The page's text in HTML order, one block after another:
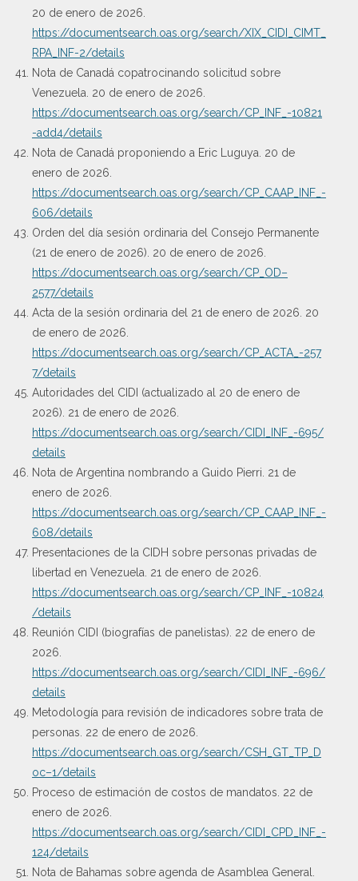
20 de enero de 2026.
https://documentsearch.oas.org/search/XIX_CIDI_CIMT_
RPA_INF-2/details
Nota de Canadá copatrocinando solicitud sobre
Venezuela. 20 de enero de 2026.
https://documentsearch.oas.org/search/CP_INF_-10821
-add4/details
Nota de Canadá proponiendo a Eric Luguya. 20 de
enero de 2026.
https://documentsearch.oas.org/search/CP_CAAP_INF_-
606/details
Orden del día sesión ordinaria del Consejo Permanente
(21 de enero de 2026). 20 de enero de 2026.
https://documentsearch.oas.org/search/CP_OD–
2577/details
Acta de la sesión ordinaria del 21 de enero de 2026. 20
de enero de 2026.
https://documentsearch.oas.org/search/CP_ACTA_-257
7/details
Autoridades del CIDI (actualizado al 20 de enero de
2026). 21 de enero de 2026.
https://documentsearch.oas.org/search/CIDI_INF_-695/
details
Nota de Argentina nombrando a Guido Pierri. 21 de
enero de 2026.
https://documentsearch.oas.org/search/CP_CAAP_INF_-
608/details
Presentaciones de la CIDH sobre personas privadas de
libertad en Venezuela. 21 de enero de 2026.
https://documentsearch.oas.org/search/CP_INF_-10824
/details
Reunión CIDI (biografías de panelistas). 22 de enero de
2026.
https://documentsearch.oas.org/search/CIDI_INF_-696/
details
Metodología para revisión de indicadores sobre trata de
personas. 22 de enero de 2026.
https://documentsearch.oas.org/search/CSH_GT_TP_D
oc–1/details
Proceso de estimación de costos de mandatos. 22 de
enero de 2026.
https://documentsearch.oas.org/search/CIDI_CPD_INF_-
124/details
Nota de Bahamas sobre agenda de Asamblea General.